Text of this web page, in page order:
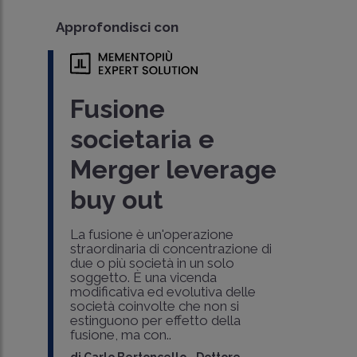
internazionale:
approvato il decreto
attuativo della
delega fiscale
Consiglio dei Ministri
2023 ha ridisegnato un nuovo sistema di
fiscalità internazionale
, approvando il
decreto attuativo della
Ricerca
Approfondisci con
Fusione
societaria e
Merger leverage
buy out
La fusione è un'operazione
straordinaria di concentrazione di
due o più società in un solo
soggetto. È una vicenda
modificativa ed evolutiva delle
società coinvolte che non si
estinguono per effetto della
fusione, ma con..